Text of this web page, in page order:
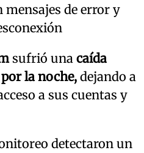
de error y
sufrió una caída
la noche, dejando a
a sus cuentas y
detectaron un